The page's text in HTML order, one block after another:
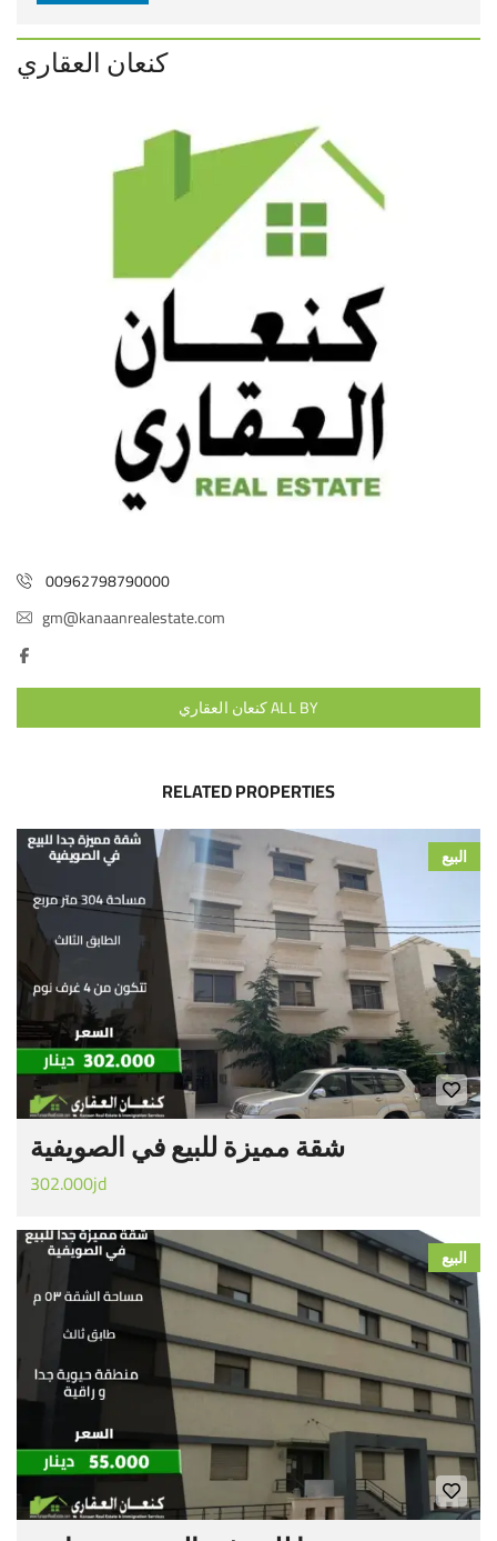
كنعان العقاري
00962798790000
gm@kanaanrealestate.com
ALL BY كنعان العقاري
RELATED PROPERTIES
البيع
شقة مميزة للبيع في الصويفية
302.000jd
البيع